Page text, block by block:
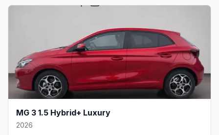
MG 3 1.5 Hybrid+ Luxury
2026